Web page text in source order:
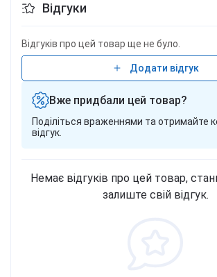
Відгуки
Відгуків про цей товар ще не було.
Додати відгук
Вже придбали цей товар?
Поділіться враженнями та отримайте
відгук.
Немає відгуків про цей товар,
залиште свій відгук.